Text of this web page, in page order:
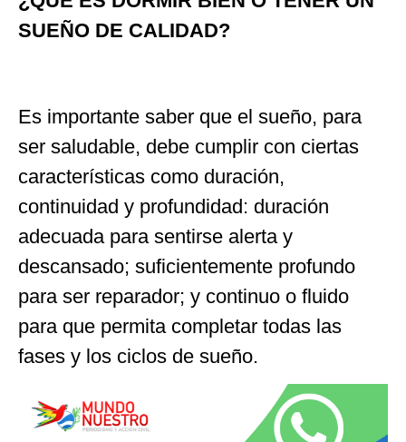
SUEÑO DE CALIDAD?
Es importante saber que el sueño, para
ser saludable, debe cumplir con ciertas
características como duración,
continuidad y profundidad: duración
adecuada para sentirse alerta y
descansado; suficientemente profundo
para ser reparador; y continuo o fluido
para que permita completar todas las
fases y los ciclos de sueño.